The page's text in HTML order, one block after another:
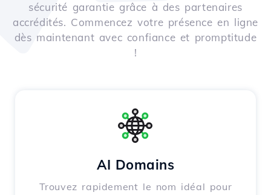
sécurité garantie grâce à des partenaires
accrédités. Commencez votre présence en ligne
dès maintenant avec confiance et promptitude
!
AI Domains
Trouvez rapidement le nom idéal pour